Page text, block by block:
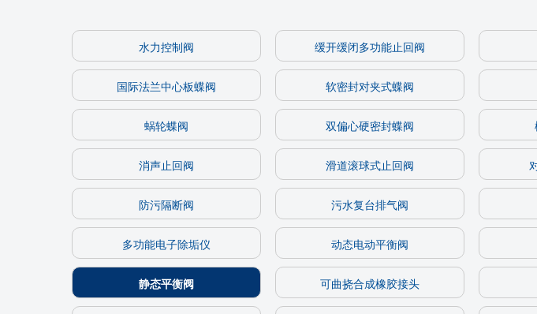
水力控制阀 缓开缓闭多功能止回阀
国际法兰中心板蝶阀 软密封对夹式蝶阀
蜗轮蝶阀 双偏心硬密封蝶阀
消声止回阀 滑道滚球式止回阀
防污隔断阀 污水复台排气阀
多功能电子除垢仪 动态电动平衡阀
静态平衡阀 可曲挠合成橡胶接头